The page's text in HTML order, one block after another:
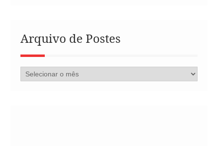
Arquivo de Postes
Arquivo
de